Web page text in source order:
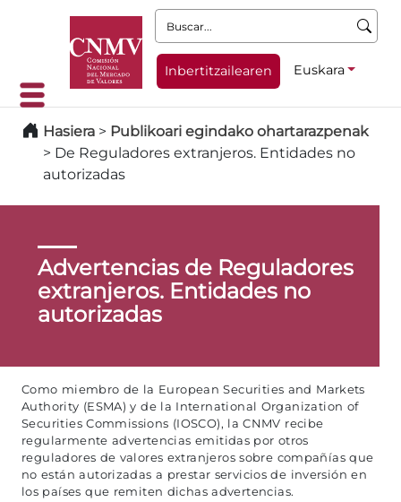
Buscar:
Inbertitzailearen Euskara
Hasiera > Publikoari egindako ohartarazpenak
> De Reguladores extranjeros. Entidades no
autorizadas
Advertencias de Reguladores
extranjeros. Entidades no
autorizadas
Como miembro de la European Securities and Markets
Authority (ESMA) y de la International Organization of
Securities Commissions (IOSCO), la CNMV recibe
regularmente advertencias emitidas por otros
reguladores de valores extranjeros sobre compañías que
no están autorizadas a prestar servicios de inversión en
los países que remiten dichas advertencias.